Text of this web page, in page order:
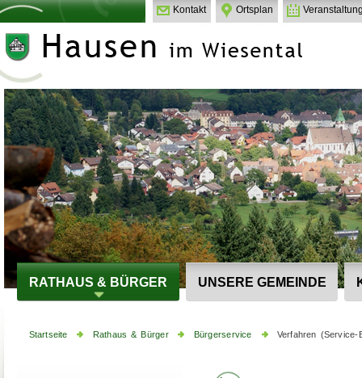
Kontakt Ortsplan
RATHAUS & BÜRGER UNSERE GEMEINDE
Startseite Rathaus & Bürger Bürgerservice Verfahren (Service-